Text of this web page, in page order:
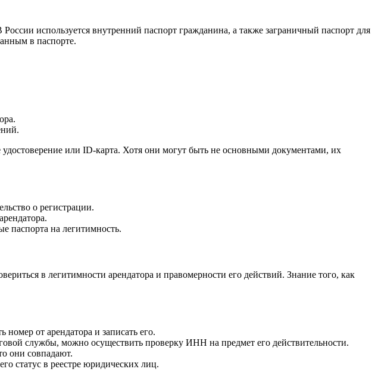
используется внутренний паспорт гражданина, а также заграничный паспорт для
в паспорте.
или ID-карта. Хотя они могут быть не основными документами, их
о регистрации.
паспорта на легитимность.
в легитимности арендатора и правомерности его действий. Знание того, как
от арендатора и записать его.
службы, можно осуществить проверку ИНН на предмет его действительности.
они совпадают.
статус в реестре юридических лиц.